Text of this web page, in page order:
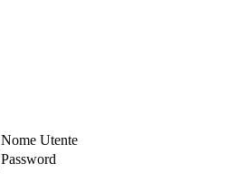
Nome Utente
Password